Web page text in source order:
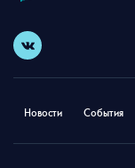
Новости События